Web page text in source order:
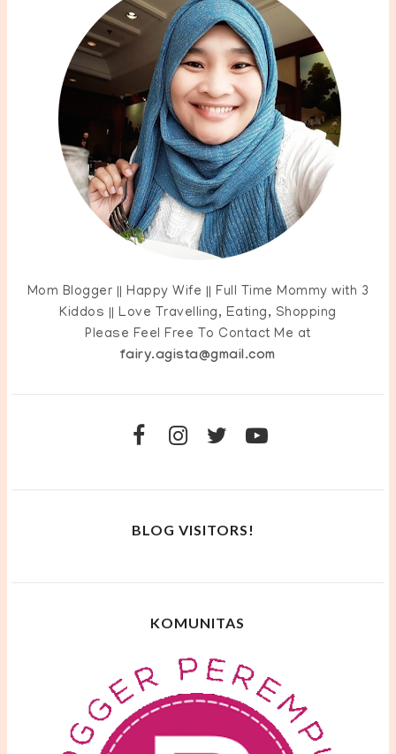
Mom Blogger || Happy Wife || Full Time Mommy with 3
Kiddos || Love Travelling, Eating, Shopping
Please Feel Free To Contact Me at
fairy.agista@gmail.com
BLOG VISITORS!
KOMUNITAS